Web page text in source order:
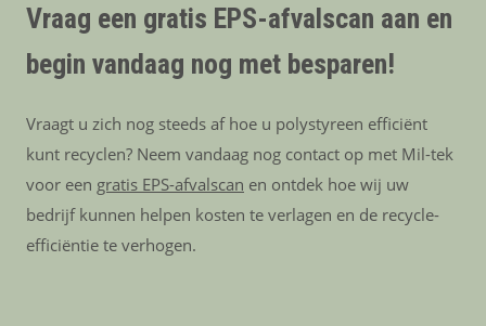
Vraag een gratis EPS-afvalscan aan en
begin vandaag nog met besparen!
Vraagt u zich nog steeds af hoe u polystyreen efficiënt
kunt recyclen? Neem vandaag nog contact op met Mil-tek
voor een gratis EPS-afvalscan en ontdek hoe wij uw
bedrijf kunnen helpen kosten te verlagen en de recycle-
efficiëntie te verhogen.